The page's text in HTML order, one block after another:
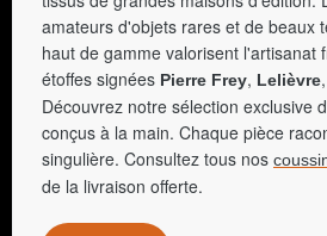
amateurs d'objets rares et de beaux
haut de gamme valorisent l'artisanat
étoffes signées Pierre Frey, Lelièvre,
Découvrez notre sélection exclusive
conçus à la main. Chaque pièce
singulière. Consultez tous nos
de la livraison offerte.